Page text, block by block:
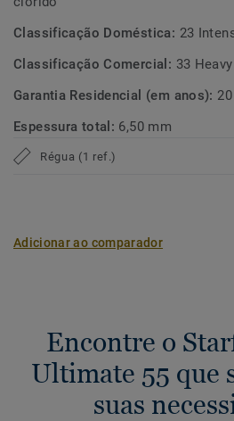
Classificação Doméstica: 23
Classificação Comercial: 33 Heavy
Garantia Residencial (em anos):
Espessura total: 6,50 mm
Régua (1 ref.)
Adicionar ao comparador
Encontre o
Ultimate 55 que
suas